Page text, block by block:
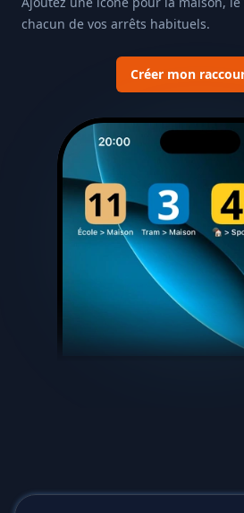
chacun de vos arrêts habituels.
Créer mon